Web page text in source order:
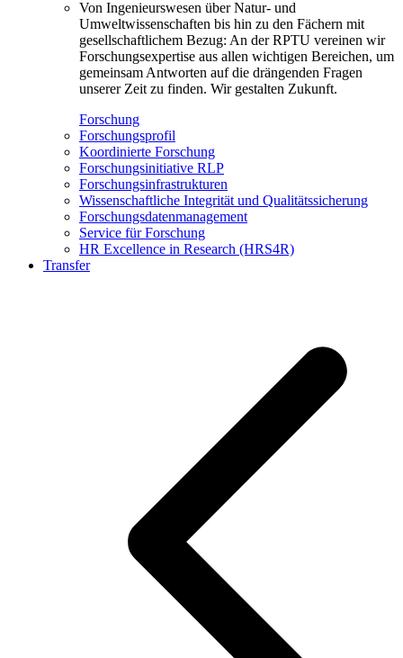
Von Ingenieurswesen über Natur- und
Umweltwissenschaften bis hin zu den Fächern mit
gesellschaftlichem Bezug: An der RPTU vereinen wir
Forschungsexpertise aus allen wichtigen Bereichen, um
gemeinsam Antworten auf die drängenden Fragen
unserer Zeit zu finden. Wir gestalten Zukunft.
Forschung
Forschungsprofil
Koordinierte Forschung
Forschungsinitiative RLP
Forschungsinfrastrukturen
Wissenschaftliche Integrität und Qualitätssicherung
Forschungsdatenmanagement
Service für Forschung
HR Excellence in Research (HRS4R)
Transfer